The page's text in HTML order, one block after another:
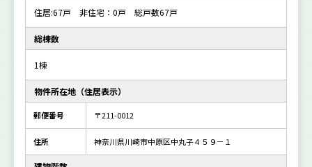
住居:67戸 非住宅：0戸 総戸数67戸
総棟数
1棟
物件所在地（住居表示）
郵便番号 〒211-0012
住所 神奈川県川崎市中原区中丸子４５９－１